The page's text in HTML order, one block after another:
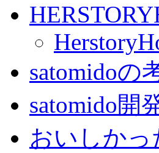
satomidoの
satomido開
おいしかっ